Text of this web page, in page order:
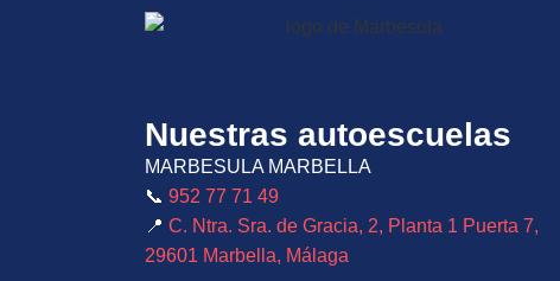
Nuestras autoescuelas
MARBESULA MARBELLA
📞 952 77 71 49
📍 C. Ntra. Sra. de Gracia, 2, Planta 1 Puerta 7,
29601 Marbella, Málaga